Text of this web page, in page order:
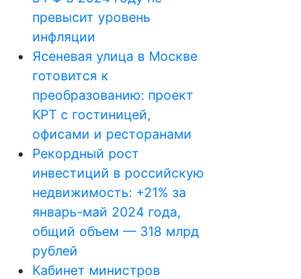
превысит уровень
инфляции
Ясеневая улица в Москве
готовится к
преобразованию: проект
КРТ с гостиницей,
офисами и ресторанами
Рекордный рост
инвестиций в российскую
недвижимость: +21% за
январь-май 2024 года,
общий объем — 318 млрд
рублей
Кабинет министров